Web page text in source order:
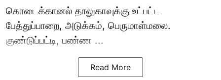
கொடைக்கானல் தாலுகாவுக்கு உட்பட்ட
பேத்துப்பாறை, அடுக்கம், பெருமாள்மலை.
குண்டுப்பட்டி, பண்ண ...
Read More